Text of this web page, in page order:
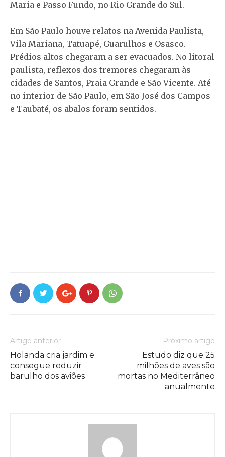
Maria e Passo Fundo, no Rio Grande do Sul.
Em São Paulo houve relatos na Avenida Paulista,
Vila Mariana, Tatuapé, Guarulhos e Osasco.
Prédios altos chegaram a ser evacuados. No litoral
paulista, reflexos dos tremores chegaram às
cidades de Santos, Praia Grande e São Vicente. Até
no interior de São Paulo, em São José dos Campos
e Taubaté, os abalos foram sentidos.
Artigo anterior
Holanda cria jardim e
consegue reduzir
barulho dos aviões
Próximo artigo
Estudo diz que 25
milhões de aves são
mortas no Mediterrâneo
anualmente